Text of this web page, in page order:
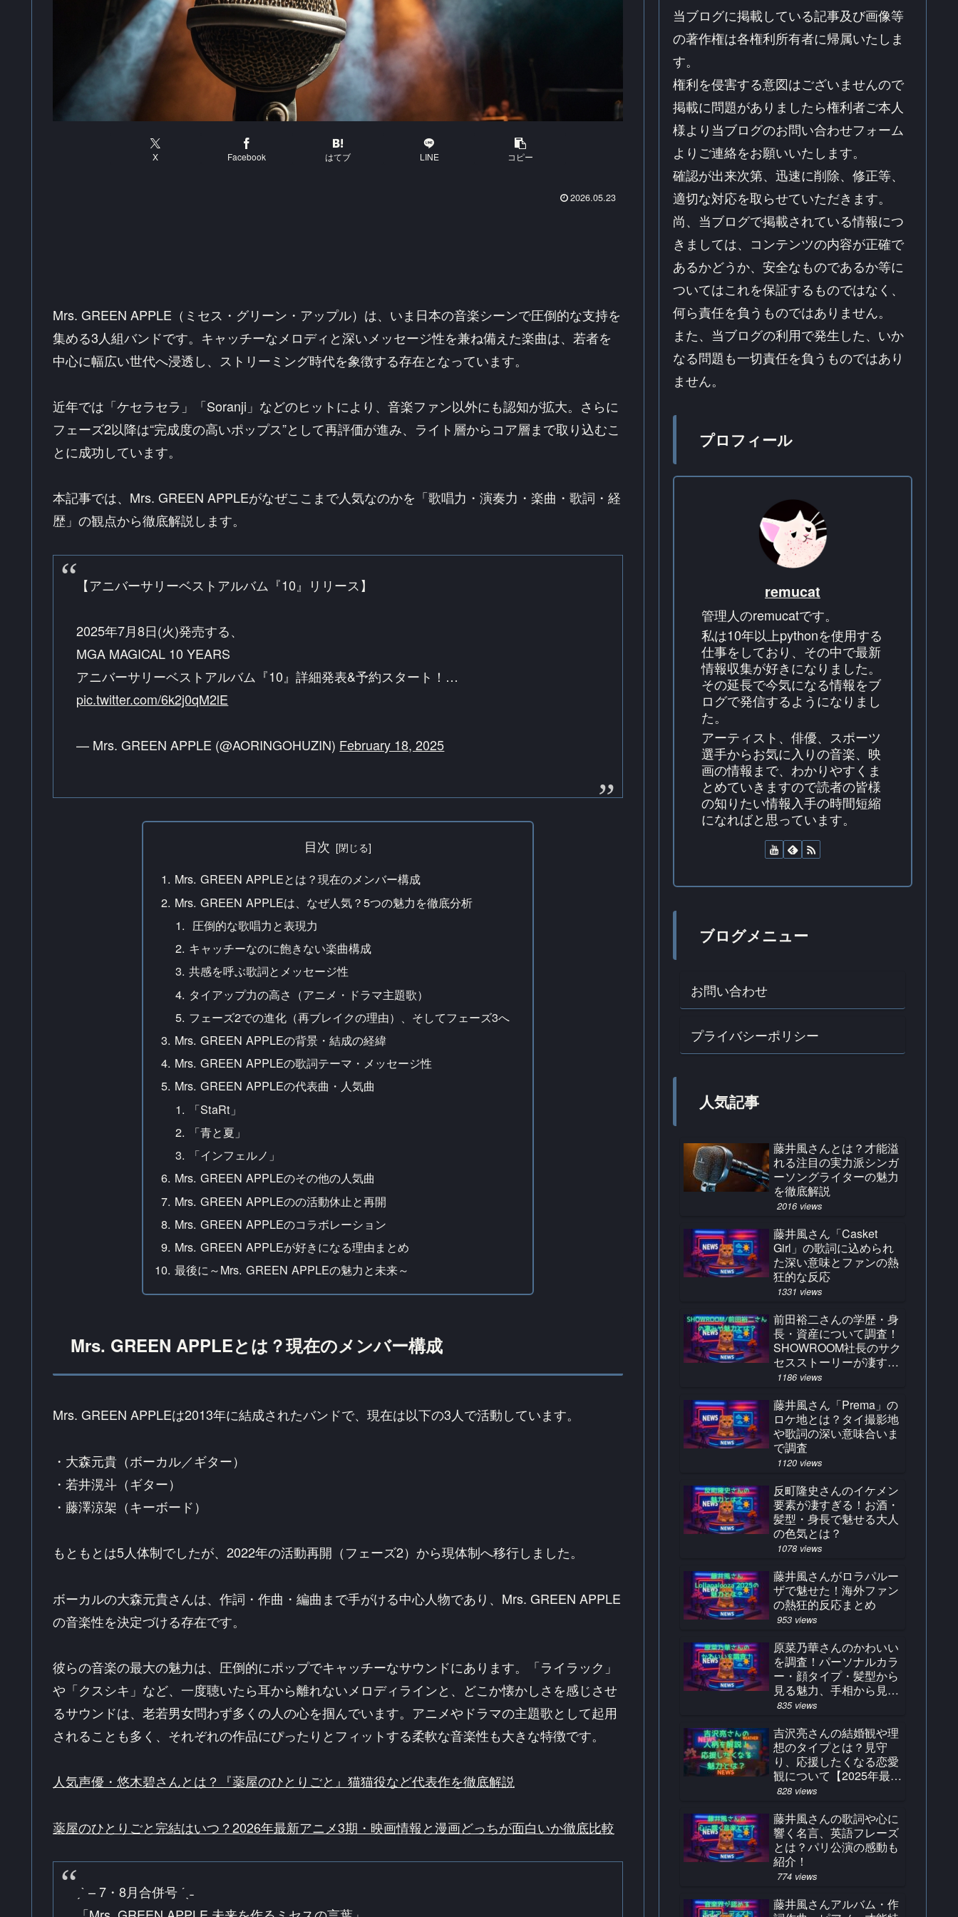
X Facebook はてブ LINE コピー
2026.05.23
Mrs. GREEN APPLE（ミセス・グリーン・アップル）は、いま日本の音楽シーンで圧倒的な支持を
集める3人組バンドです。キャッチーなメロディと深いメッセージ性を兼ね備えた楽曲は、若者を
中心に幅広い世代へ浸透し、ストリーミング時代を象徴する存在となっています。
近年では「ケセラセラ」「Soranji」などのヒットにより、音楽ファン以外にも認知が拡大。さらに
フェーズ2以降は“完成度の高いポップス”として再評価が進み、ライト層からコア層まで取り込むこ
とに成功しています。
本記事では、Mrs. GREEN APPLEがなぜここまで人気なのかを「歌唱力・演奏力・楽曲・歌詞・経
歴」の観点から徹底解説します。
【アニバーサリーベストアルバム『10』リリース】
2025年7月8日(火)発売する、
MGA MAGICAL 10 YEARS
アニバーサリーベストアルバム『10』詳細発表&予約スタート！…
pic.twitter.com/6k2j0qM2lE
— Mrs. GREEN APPLE (@AORINGOHUZIN) February 18, 2025
目次
Mrs. GREEN APPLEとは？現在のメンバー構成
Mrs. GREEN APPLEは、なぜ人気？5つの魅力を徹底分析
圧倒的な歌唱力と表現力
キャッチーなのに飽きない楽曲構成
共感を呼ぶ歌詞とメッセージ性
タイアップ力の高さ（アニメ・ドラマ主題歌）
フェーズ2での進化（再ブレイクの理由）、そしてフェーズ3へ
Mrs. GREEN APPLEの背景・結成の経緯
Mrs. GREEN APPLEの歌詞テーマ・メッセージ性
Mrs. GREEN APPLEの代表曲・人気曲
「StaRt」
「青と夏」
「インフェルノ」
Mrs. GREEN APPLEのその他の人気曲
Mrs. GREEN APPLEのの活動休止と再開
Mrs. GREEN APPLEのコラボレーション
Mrs. GREEN APPLEが好きになる理由まとめ
最後に～Mrs. GREEN APPLEの魅力と未来～
Mrs. GREEN APPLEとは？現在のメンバー構成
Mrs. GREEN APPLEは2013年に結成されたバンドで、現在は以下の3人で活動しています。
・大森元貴（ボーカル／ギター）
・若井滉斗（ギター）
・藤澤涼架（キーボード）
もともとは5人体制でしたが、2022年の活動再開（フェーズ2）から現体制へ移行しました。
ボーカルの大森元貴さんは、作詞・作曲・編曲まで手がける中心人物であり、Mrs. GREEN APPLE
の音楽性を決定づける存在です。
彼らの音楽の最大の魅力は、圧倒的にポップでキャッチーなサウンドにあります。「ライラック」
や「クスシキ」など、一度聴いたら耳から離れないメロディラインと、どこか懐かしさを感じさせ
るサウンドは、老若男女問わず多くの人の心を掴んでいます。アニメやドラマの主題歌として起用
されることも多く、それぞれの作品にぴったりとフィットする柔軟な音楽性も大きな特徴です。
人気声優・悠木碧さんとは？『薬屋のひとりごと』猫猫役など代表作を徹底解説
薬屋のひとりごと完結はいつ？2026年最新アニメ3期・映画情報と漫画どっちが面白いか徹底比較
ˏˋ – 7・8月合併号 ˊˎ˗
当ブログに掲載している記事及び画像等
の著作権は各権利所有者に帰属いたしま
す。
権利を侵害する意図はございませんので
掲載に問題がありましたら権利者ご本人
様より当ブログのお問い合わせフォーム
よりご連絡をお願いいたします。
確認が出来次第、迅速に削除、修正等、
適切な対応を取らせていただきます。
尚、当ブログで掲載されている情報につ
きましては、コンテンツの内容が正確で
あるかどうか、安全なものであるか等に
ついてはこれを保証するものではなく、
何ら責任を負うものではありません。
また、当ブログの利用で発生した、いか
なる問題も一切責任を負うものではあり
ません。
プロフィール
remucat
管理人のremucatです。
私は10年以上pythonを使用する
仕事をしており、その中で最新
情報収集が好きになりました。
その延長で今気になる情報をブ
ログで発信するようになりまし
た。
アーティスト、俳優、スポーツ
選手からお気に入りの音楽、映
画の情報まで、わかりやすくま
とめていきますので読者の皆様
の知りたい情報入手の時間短縮
になればと思っています。
ブログメニュー
お問い合わせ
プライバシーポリシー
人気記事
藤井風さんとは？才能溢
れる注目の実力派シンガ
ーソングライターの魅力
を徹底解説
2016 views
藤井風さん「Casket
Girl」の歌詞に込められ
た深い意味とファンの熱
狂的な反応
1331 views
前田裕二さんの学歴・身
長・資産について調査！
SHOWROOM社長のサク
セスストーリーが凄すぎ
る！
1186 views
藤井風さん「Prema」の
ロケ地とは？タイ撮影地
や歌詞の深い意味合いま
で調査
1120 views
反町隆史さんのイケメン
要素が凄すぎる！お酒・
髪型・身長で魅せる大人
の色気とは？
1078 views
藤井風さんがロラパルー
ザで魅せた！海外ファン
の熱狂的反応まとめ
953 views
原菜乃華さんのかわいい
を調査！パーソナルカラ
ー・顔タイプ・髪型から
見る魅力、手相から見る
占い結果とは？
835 views
吉沢亮さんの結婚観や理
想のタイプとは？見守
り、応援したくなる恋愛
観について【2025年最
新】
828 views
藤井風さんの歌詞や心に
響く名言、英語フレーズ
とは？パリ公演の感動も
紹介！
774 views
藤井風さんアルバム・作